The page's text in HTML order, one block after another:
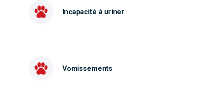
Incapacité à uriner
Vomissements